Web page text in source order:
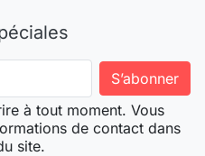
à tout moment. Vous
de contact dans
site.